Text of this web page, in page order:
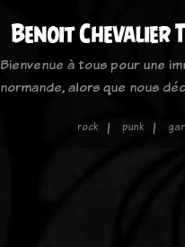
Benoit Chevalier
Bienvenue à tous pour une
normande, alors que nous
rock punk